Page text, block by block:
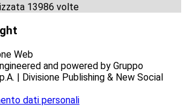
13986 volte
and powered by Gruppo
| Divisione Publishing & New Social
dati personali